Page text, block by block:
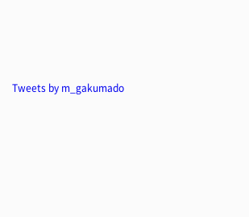
Tweets by m_gakumado